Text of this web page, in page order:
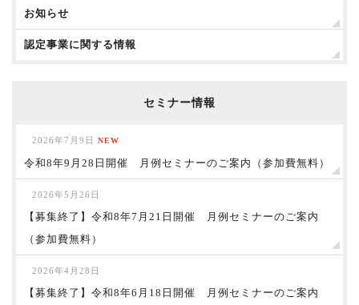
お知らせ
認定事業に関する情報
セミナー情報
2026年7月9日 NEW
令和8年9月28日開催 月例セミナーのご案内（参加費無料）
2026年5月26日
【募集終了】令和8年7月21日開催 月例セミナーのご案内
（参加費無料）
2026年4月28日
【募集終了】令和8年6月18日開催 月例セミナーのご案内